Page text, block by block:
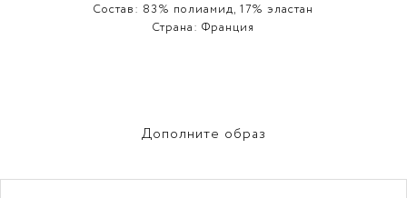
Состав: 83% полиамид, 17% эластан
Страна:Франция
Дополните образ